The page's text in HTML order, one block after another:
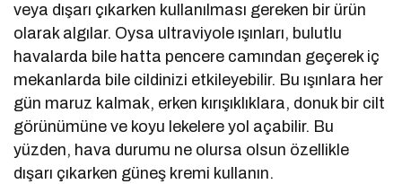
veya dışarı çıkarken kullanılması gereken bir ürün
olarak algılar. Oysa ultraviyole ışınları, bulutlu
havalarda bile hatta pencere camından geçerek iç
mekanlarda bile cildinizi etkileyebilir. Bu ışınlara her
gün maruz kalmak, erken kırışıklıklara, donuk bir cilt
görünümüne ve koyu lekelere yol açabilir. Bu
yüzden, hava durumu ne olursa olsun özellikle
dışarı çıkarken güneş kremi kullanın.